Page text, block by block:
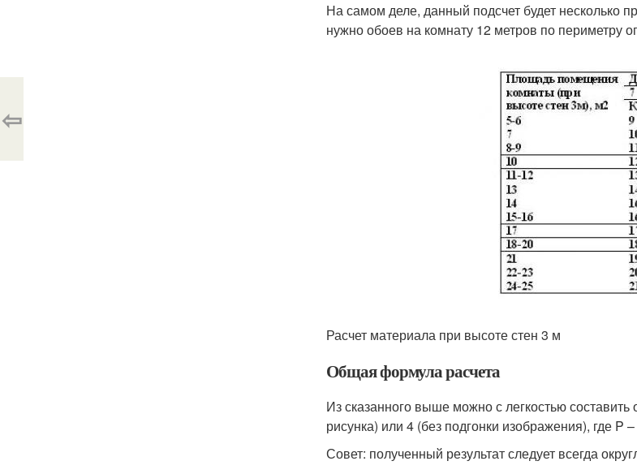
На самом деле, данный подсчет будет несколько
нужно обоев на комнату 12 метров по периметру
Расчет материала при высоте стен 3 м
Общая формула расчета
Из сказанного выше можно с легкостью
рисунка) или 4 (без подгонки изображения), где
Совет: полученный результат следует всегда
⇦